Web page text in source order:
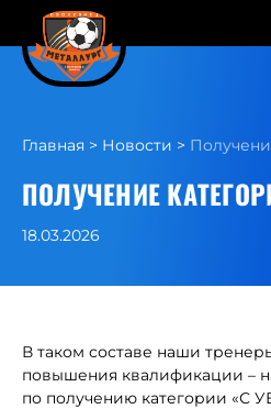
Главная > Новости >
ПОЛУЧЕНИЕ
18.03.2026
В таком составе наши
повышения квалификации –
по получению категории «С